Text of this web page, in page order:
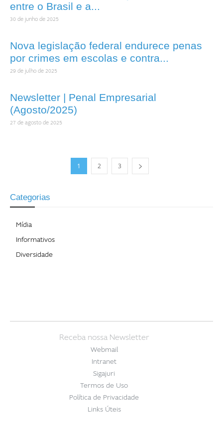
entre o Brasil e a...
30 de junho de 2025
Nova legislação federal endurece penas
por crimes em escolas e contra...
29 de julho de 2025
Newsletter | Penal Empresarial
(Agosto/2025)
27 de agosto de 2025
1 2 3
Categorias
Mídia
Informativos
Diversidade
Receba nossa Newsletter
Webmail
Intranet
Sigajuri
Termos de Uso
Política de Privacidade
Links Úteis